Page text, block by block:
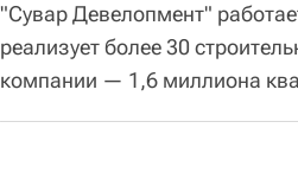
"Сувар Девелопмент"
реализует более 30
компании — 1,6 миллиона